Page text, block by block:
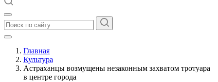
Главная
Культура
Астраханцы возмущены незаконным захватом тротуара
в центре города